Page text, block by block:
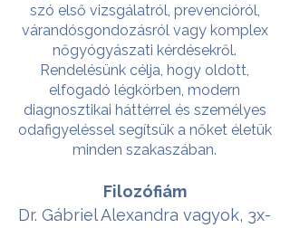
szó első vizsgálatról, prevencióról,
várandósgondozásról vagy komplex
nőgyógyászati kérdésekről.
Rendelésünk célja, hogy oldott,
elfogadó légkörben, modern
diagnosztikai háttérrel és személyes
odafigyeléssel segítsük a nőket életük
minden szakaszában.
Filozófiám
Dr. Gábriel Alexandra vagyok, 3x-